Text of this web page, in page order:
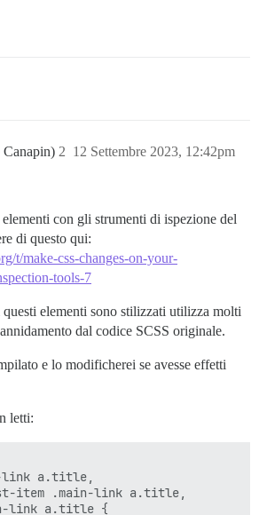
12 Settembre 2023, 12:42pm
2
con gli strumenti di ispezione del
di questo qui:
t/make-css-changes-on-your-
tools-7
elementi sono stilizzati utilizza molti
dal codice SCSS originale.
e lo modificherei se avesse effetti
letti:
link a.title,
item .main-link a.title,
link a.title {